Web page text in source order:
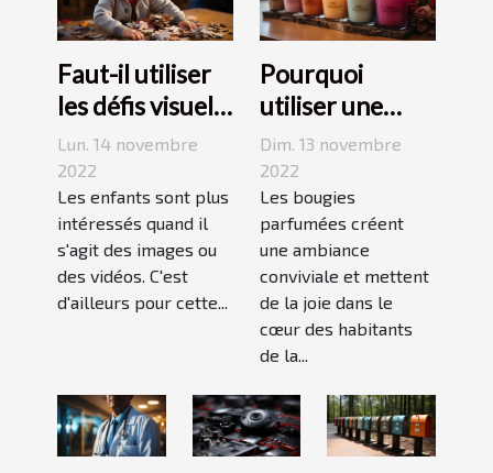
Faut-il utiliser
les défis visuels
pour enseigner
aux enfants ?
Lun. 14 novembre
2022
Les enfants sont plus
intéressés quand il
s'agit des images ou
des vidéos. C'est
d'ailleurs pour cette...
Pourquoi
utiliser une
bougie
parfumée?
Dim. 13 novembre
2022
Les bougies
parfumées créent
une ambiance
conviviale et mettent
de la joie dans le
cœur des habitants
de la...